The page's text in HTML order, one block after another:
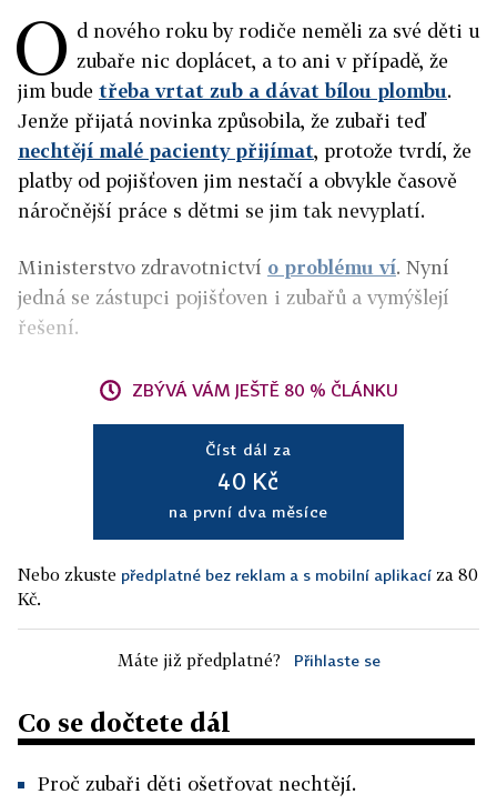
O d nového roku by rodiče neměli za své děti u
zubaře nic doplácet, a to ani v případě, že
jim bude třeba vrtat zub a dávat bílou plombu.
Jenže přijatá novinka způsobila, že zubaři teď
nechtějí malé pacienty přijímat, protože tvrdí, že
platby od pojišťoven jim nestačí a obvykle časově
náročnější práce s dětmi se jim tak nevyplatí.
Ministerstvo zdravotnictví o problému ví. Nyní
jedná se zástupci pojišťoven i zubařů a vymýšlejí
řešení.
ZBÝVÁ VÁM JEŠTĚ 80 % ČLÁNKU
Číst dál za
40 Kč
na první dva měsíce
Nebo zkuste předplatné bez reklam a s mobilní aplikací za 80
Kč.
Máte již předplatné? Přihlaste se
Co se dočtete dál
Proč zubaři děti ošetřovat nechtějí.